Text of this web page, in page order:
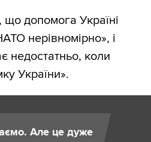
допомога Україні
нерівномірно», і
недостатньо, коли
України».
Але це дуже